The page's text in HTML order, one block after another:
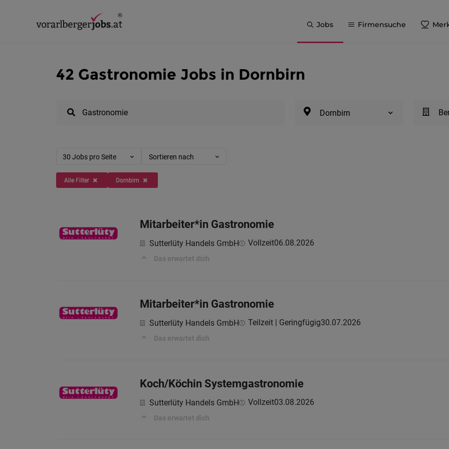
Jobs Firmensuche
42 Gastronomie Jobs in Dornbirn
Dornbirn
30 Jobs pro Seite Sortieren nach
Alle Filter Dornbirn
Mitarbeiter*in Gastronomie
Sutterlüty Handels GmbH Vollzeit06.08.2026
Das erwartet dich
Mitarbeiter*in Gastronomie
Sutterlüty Handels GmbH Teilzeit | Geringfügig30.07.2026
Das erwartet dich
Koch/Köchin Systemgastronomie
Sutterlüty Handels GmbH Vollzeit03.08.2026
Das erwartet dich